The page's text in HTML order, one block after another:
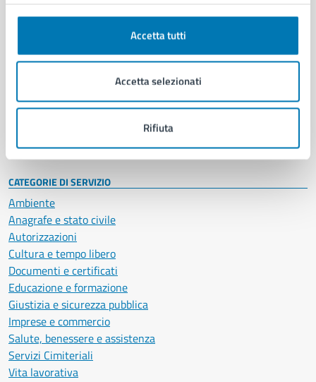
Accetta tutti
Accetta selezionati
Rifiuta
Organi di governo
Enti e fondazioni
Personale amministrativo
Intranet, posta aziendale e protocollo
CATEGORIE DI SERVIZIO
Ambiente
Anagrafe e stato civile
Autorizzazioni
Cultura e tempo libero
Documenti e certificati
Educazione e formazione
Giustizia e sicurezza pubblica
Imprese e commercio
Salute, benessere e assistenza
Servizi Cimiteriali
Vita lavorativa